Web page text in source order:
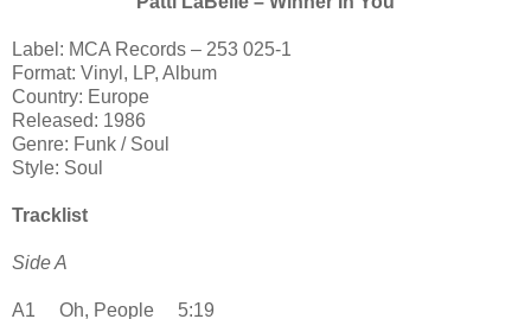
Label: MCA Records – 253 025-1
Format: Vinyl, LP, Album
Country: Europe
Released: 1986
Genre: Funk / Soul
Style: Soul
Tracklist
Side A
A1 Oh, People 5:19